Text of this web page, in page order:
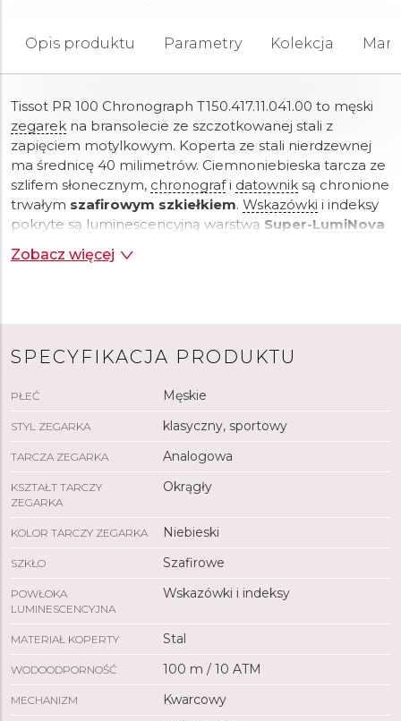
Opis produktu Parametry Kolekcja
Tissot PR 100 Chronograph T150.417.11.041.00 to męski
zegarek na bransolecie ze szczotkowanej stali z
zapięciem motylkowym. Koperta ze stali nierdzewnej
ma średnicę 40 milimetrów. Ciemnoniebieska tarcza ze
szlifem słonecznym, chronografi datownik są chronione
trwałym szafirowym szkiełkiem. Wskazówki i indeksy
pokryte są luminescencyjną warstwą Super-LumiNova
warunkach oświetleniowych.
wodoszczelności10 ATM zegareknadaje się do
Zobacz więcej
SPECYFIKACJA PRODUKTU
PŁEĆ Męskie
STYL ZEGARKA klasyczny, sportowy
TARCZA ZEGARKA Analogowa
KSZTAŁT TARCZY
ZEGARKA
Okrągły
KOLOR TARCZY ZEGARKA Niebieski
SZKŁO Szafirowe
POWŁOKA
LUMINESCENCYJNA
Wskazówki i indeksy
MATERIAŁ KOPERTY Stal
WODOODPORNOŚĆ 100 m / 10 ATM
MECHANIZM Kwarcowy